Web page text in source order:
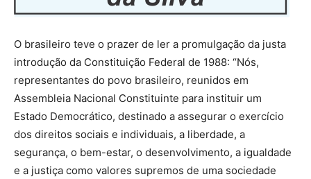
O brasileiro teve o prazer de ler a promulgação da justa
introdução da Constituição Federal de 1988: “Nós,
representantes do povo brasileiro, reunidos em
Assembleia Nacional Constituinte para instituir um
Estado Democrático, destinado a assegurar o exercício
dos direitos sociais e individuais, a liberdade, a
segurança, o bem-estar, o desenvolvimento, a igualdade
e a justiça como valores supremos de uma sociedade